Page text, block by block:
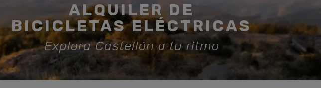
ALQUILER DE
BICICLETAS ELÉCTRICAS
Explora Castellón a tu ritmo